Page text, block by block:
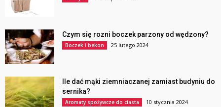
Czym się rozni boczek parzony od wędzony?
Boczek i bekon 25 lutego 2024
Ile dać mąki ziemniaczanej zamiast budyniu do
sernika?
Aromaty spożywcze do ciasta 10 stycznia 2024